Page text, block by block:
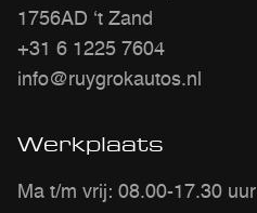
1756AD ‘t Zand
+31 6 1225 7604
info@ruygrokautos.nl
Werkplaats
Ma t/m vrij: 08.00-17.30 uur